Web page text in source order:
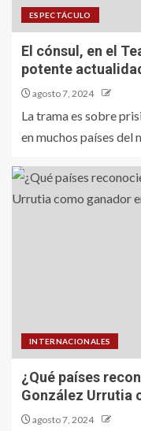
ESPECTÁCULO
El cónsul, en el
potente
agosto 7, 2024
La trama es sobre
en muchos países del
INTERNACIONALES
¿Qué países
González Urrutia
agosto 7, 2024